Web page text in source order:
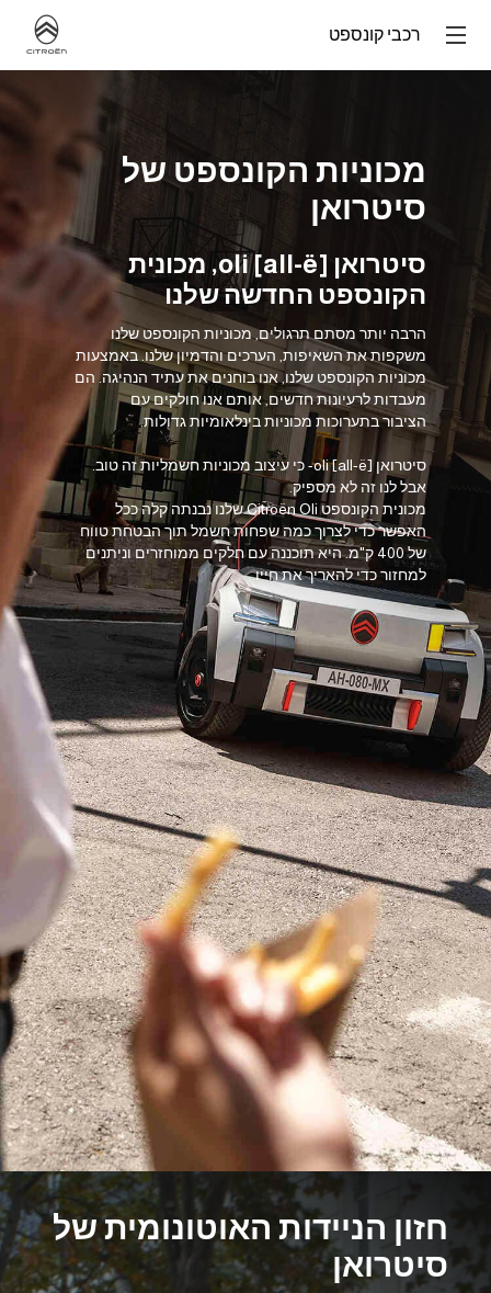
רכבי קונספט
מכוניות הקונספט של
סיטרואן
סיטרואן oli [all-ë], מכונית
הקונספט החדשה שלנו
הרבה יותר מסתם תרגולים, מכוניות הקונספט שלנו
משקפות את השאיפות, הערכים והדמיון שלנו. באמצעות
מכוניות הקונספט שלנו, אנו בוחנים את עתיד הנהיגה. הם
מעבדות לרעיונות חדשים, אותם אנו חולקים עם
הציבור בתערוכות מכוניות בינלאומיות גדולות.
סיטרואן oli [all-ë]- כי עיצוב מכוניות חשמליות זה טוב.
אבל לנו זה לא מספיק.
מכונית הקונספט Citroën Oli שלנו נבנתה קלה ככל
האפשר כדי לצרוך כמה שפחות חשמל תוך הבטחת טווח
של 400 ק"מ. היא תוכננה עם חלקים ממוחזרים וניתנים
למחזור כדי להאריך את חייו.
חזון הניידות האוטונומית של
סיטרואן